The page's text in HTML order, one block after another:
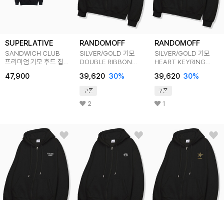
SUPERLATIVE
SANDWICH CLUB
프리미엄 기모 후드 집업
47,900
RANDOMOFF
SILVER/GOLD 기모
DOUBLE RIBBON
39,620 30%
쿠폰
2
RANDOMOFF
SILVER/GOLD 기모
HEART KEYRING
39,620 30%
쿠폰
1